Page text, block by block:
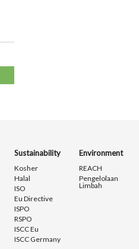
Sustainability
Kosher
Halal
ISO
Eu Directive
ISPO
RSPO
ISCC Eu
ISCC Germany
Environment
REACH
Pengelolaan
Limbah